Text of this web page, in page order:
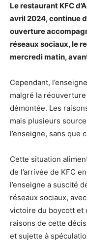
Le restaurant KFC
avril 2024, continue
ouverture
réseaux sociaux, le
mercredi matin,
Cependant,
malgré la
démontée. Les
mais plusieurs
l’enseigne, sans que
Cette situation
de l’arrivée de KFC
l’enseigne a suscité
réseaux sociaux,
victoire du boycott et
raisons de cette
et sujette à